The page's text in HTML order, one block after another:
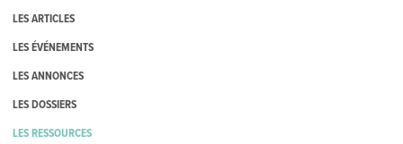
LES ARTICLES
LES ÉVÉNEMENTS
LES ANNONCES
LES DOSSIERS
LES RESSOURCES